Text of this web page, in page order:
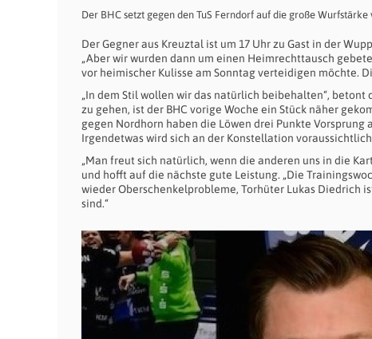
Der BHC setzt gegen den TuS Ferndorf auf die große
Der Gegner aus Kreuztal ist um 17 Uhr zu Gast in der
„Aber wir wurden dann um einen Heimrechttausch
vor heimischer Kulisse am Sonntag verteidigen möchte.
„In dem Stil wollen wir das natürlich beibehalten“,
zu gehen, ist der BHC vorige Woche ein Stück näher
gegen Nordhorn haben die Löwen drei Punkte
Irgendetwas wird sich an der Konstellation
„Man freut sich natürlich, wenn die anderen uns in die
und hofft auf die nächste gute Leistung. „Die
wieder Oberschenkelprobleme, Torhüter Lukas Diedrich
sind.“